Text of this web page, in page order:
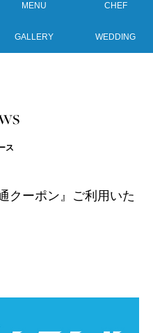
MENU CHEF
GALLERY WEDDING
ス
クーポン』ご利用いた